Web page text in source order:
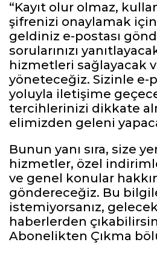
“Kayıt olur olmaz,
şifrenizi onaylamak
geldiniz e-postası
sorularınızı
hizmetleri sağlayacak
yöneteceğiz. Sizinle e-
yoluyla iletişime
tercihlerinizi dikkate
elimizden geleni
Bunun yanı sıra, size
hizmetler, özel
ve genel konular
göndereceğiz. Bu
istemiyorsanız,
haberlerden
Abonelikten Çıkma